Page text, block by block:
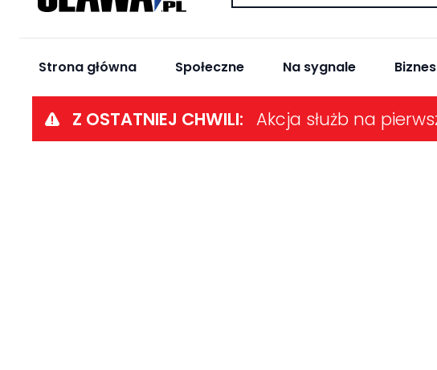
Strona główna Społeczne Na sygnale Biznes
Z OSTATNIEJ CHWILI: